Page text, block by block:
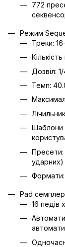
772
Режим
Треки:
Дозвіл:
Темп:
Шаблони
Пресети:
ударних)
Pad
16 педів